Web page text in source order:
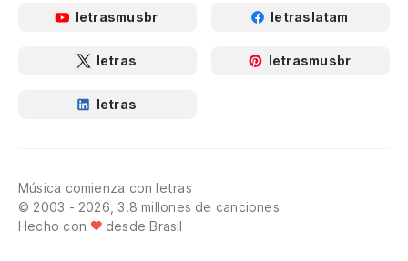
letrasmusbr letraslatam
letras letrasmusbr
letras
Música comienza con letras
© 2003 - 2026, 3.8 millones de canciones
Hecho con
desde Brasil